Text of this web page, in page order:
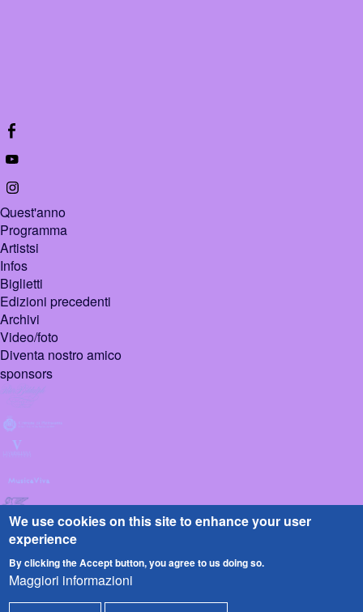
Quest'anno
Programma
Artistsi
Infos
Biglietti
Edizioni precedenti
Archivi
Video/foto
Diventa nostro amico
sponsors
© 2026 Pietrasanta
We use cookies on this site to enhance your user
experience
By clicking the Accept button, you agree to us doing so.
Maggiori informazioni